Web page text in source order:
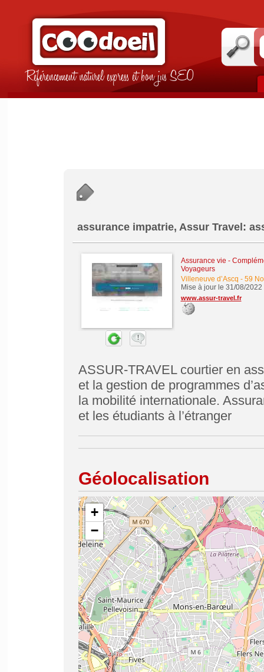
Référencement naturel express et bon jus SEO
assurance impatrie, Assur Travel:
Assurance vie -
Voyageurs
Villeneuve d’Ascq - 59
Mise à jour le 31/08/2022
www.assur-travel.fr
ASSUR-TRAVEL courtier en
et la gestion de programmes
la mobilité internationale.
et les étudiants à l’étranger
Géolocalisation
+
−